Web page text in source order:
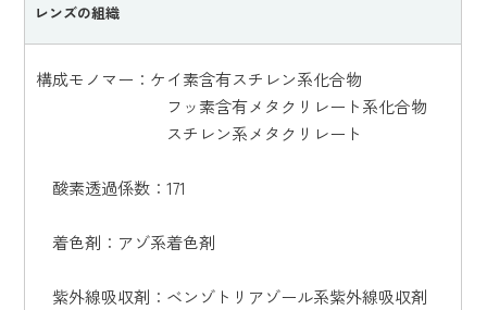
レンズの組織
構成モノマー：ケイ素含有スチレン系化合物
フッ素含有メタクリレート系化合物
スチレン系メタクリレート
酸素透過係数：171
着色剤：アゾ系着色剤
紫外線吸収剤：ベンゾトリアゾール系紫外線吸収剤